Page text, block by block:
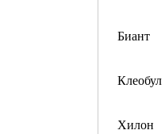
Биант
Клеобул
Хилон